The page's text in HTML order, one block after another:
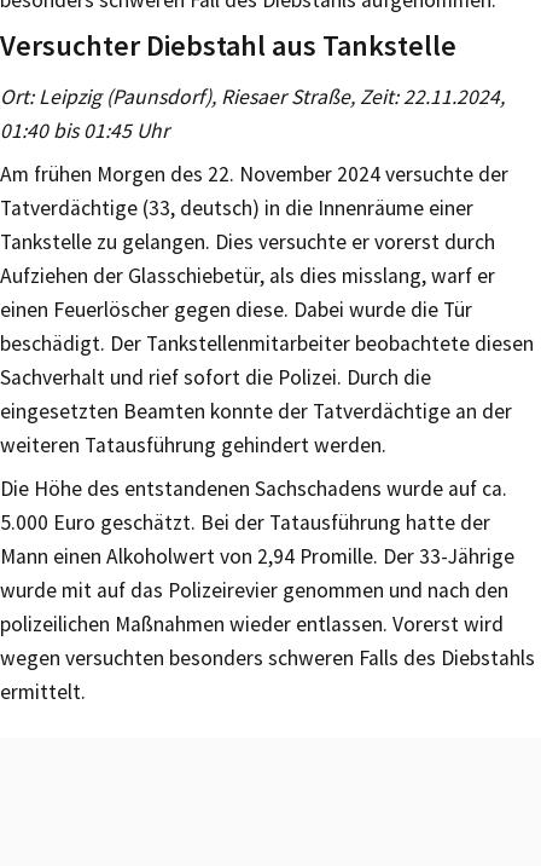
Versuchter Diebstahl aus Tankstelle
Ort: Leipzig (Paunsdorf), Riesaer Straße, Zeit: 22.11.2024,
01:40 bis 01:45 Uhr
Am frühen Morgen des 22. November 2024 versuchte der
Tatverdächtige (33, deutsch) in die Innenräume einer
Tankstelle zu gelangen. Dies versuchte er vorerst durch
Aufziehen der Glasschiebetür, als dies misslang, warf er
einen Feuerlöscher gegen diese. Dabei wurde die Tür
beschädigt. Der Tankstellenmitarbeiter beobachtete diesen
Sachverhalt und rief sofort die Polizei. Durch die
eingesetzten Beamten konnte der Tatverdächtige an der
weiteren Tatausführung gehindert werden.
Die Höhe des entstandenen Sachschadens wurde auf ca.
5.000 Euro geschätzt. Bei der Tatausführung hatte der
Mann einen Alkoholwert von 2,94 Promille. Der 33-Jährige
wurde mit auf das Polizeirevier genommen und nach den
polizeilichen Maßnahmen wieder entlassen. Vorerst wird
wegen versuchten besonders schweren Falls des Diebstahls
ermittelt.